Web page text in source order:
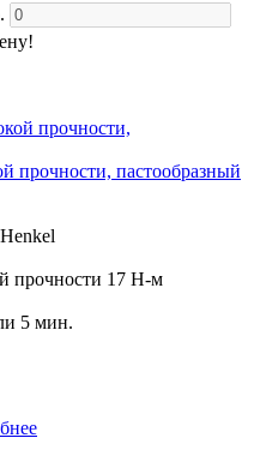
прочности, пастообразный
прочности 17 Н-м
5 мин.